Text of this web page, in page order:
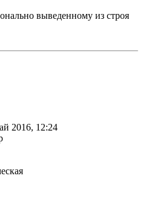
выведенному из строя
2016, 12:24